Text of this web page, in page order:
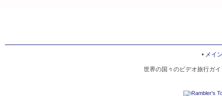
• メイ
世界の国々のビデオ旅行ガ